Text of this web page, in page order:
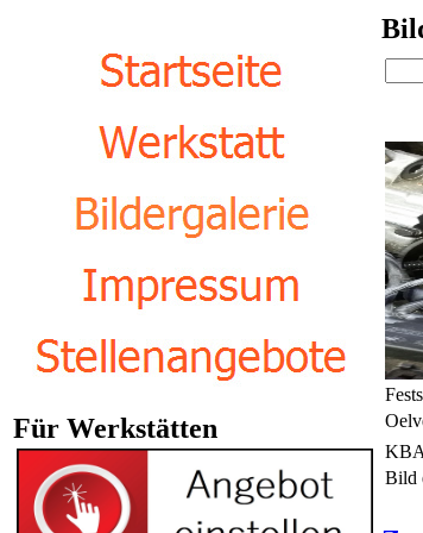
Für Werkstätten
Bild